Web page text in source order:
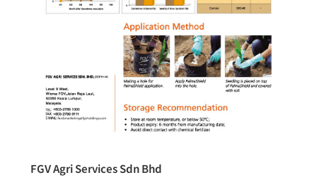
FGV Agri Services Sdn Bhd